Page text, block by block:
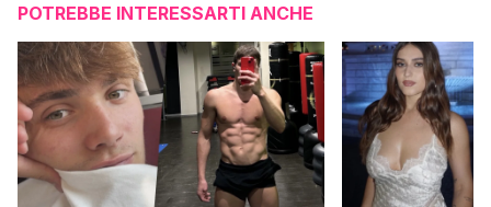
POTREBBE INTERESSARTI ANCHE